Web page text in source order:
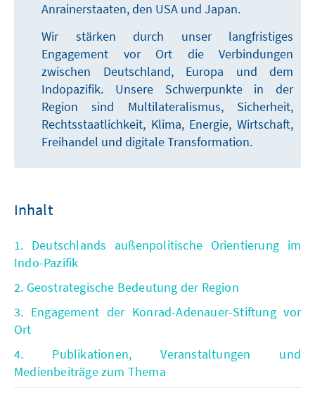
Anrainerstaaten, den USA und Japan.
Wir stärken durch unser langfristiges
Engagement vor Ort die Verbindungen
zwischen Deutschland, Europa und dem
Indopazifik. Unsere Schwerpunkte in der
Region sind Multilateralismus, Sicherheit,
Rechtsstaatlichkeit, Klima, Energie, Wirtschaft,
Freihandel und digitale Transformation.
Inhalt
1. Deutschlands außenpolitische Orientierung im
Indo-Pazifik
2. Geostrategische Bedeutung der Region
3. Engagement der Konrad-Adenauer-Stiftung vor
Ort
4. Publikationen, Veranstaltungen und
Medienbeiträge zum Thema